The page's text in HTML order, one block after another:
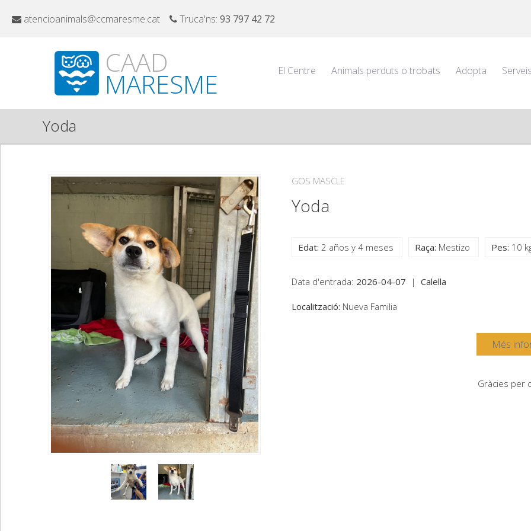
atencioanimals@ccmaresme.cat Truca'ns: 93 797 42 72
CAAD
MARESME El Centre Animals perduts o trobats Adopta Serveis
Yoda
GOS MASCLE
Yoda
Edat: 2 años y 4 meses Raça: Mestizo Pes: 10
Data d'entrada: 2026-04-07 | Calella
Localització: Nueva Familia
Més
Gràcies per